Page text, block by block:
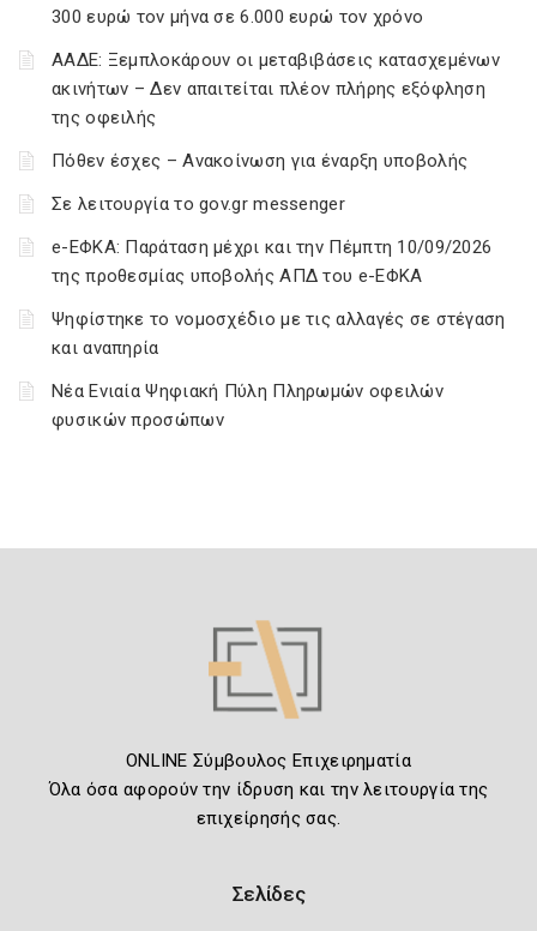
300 ευρώ τον μήνα σε 6.000 ευρώ τον χρόνο
ΑΑΔΕ: Ξεμπλοκάρουν οι μεταβιβάσεις κατασχεμένων
ακινήτων – Δεν απαιτείται πλέον πλήρης εξόφληση
της οφειλής
Πόθεν έσχες – Ανακοίνωση για έναρξη υποβολής
Σε λειτουργία το gov.gr messenger
e-ΕΦΚΑ: Παράταση μέχρι και την Πέμπτη 10/09/2026
της προθεσμίας υποβολής ΑΠΔ του e-ΕΦΚΑ
Ψηφίστηκε το νομοσχέδιο με τις αλλαγές σε στέγαση
και αναπηρία
Νέα Ενιαία Ψηφιακή Πύλη Πληρωμών οφειλών
φυσικών προσώπων
ONLINE Σύμβουλος Επιχειρηματία
Όλα όσα αφορούν την ίδρυση και την λειτουργία της
επιχείρησής σας.
Σελίδες